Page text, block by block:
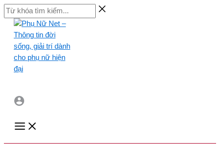
Skip
to
content
Từ
khóa
kiếm...
Main
Menu